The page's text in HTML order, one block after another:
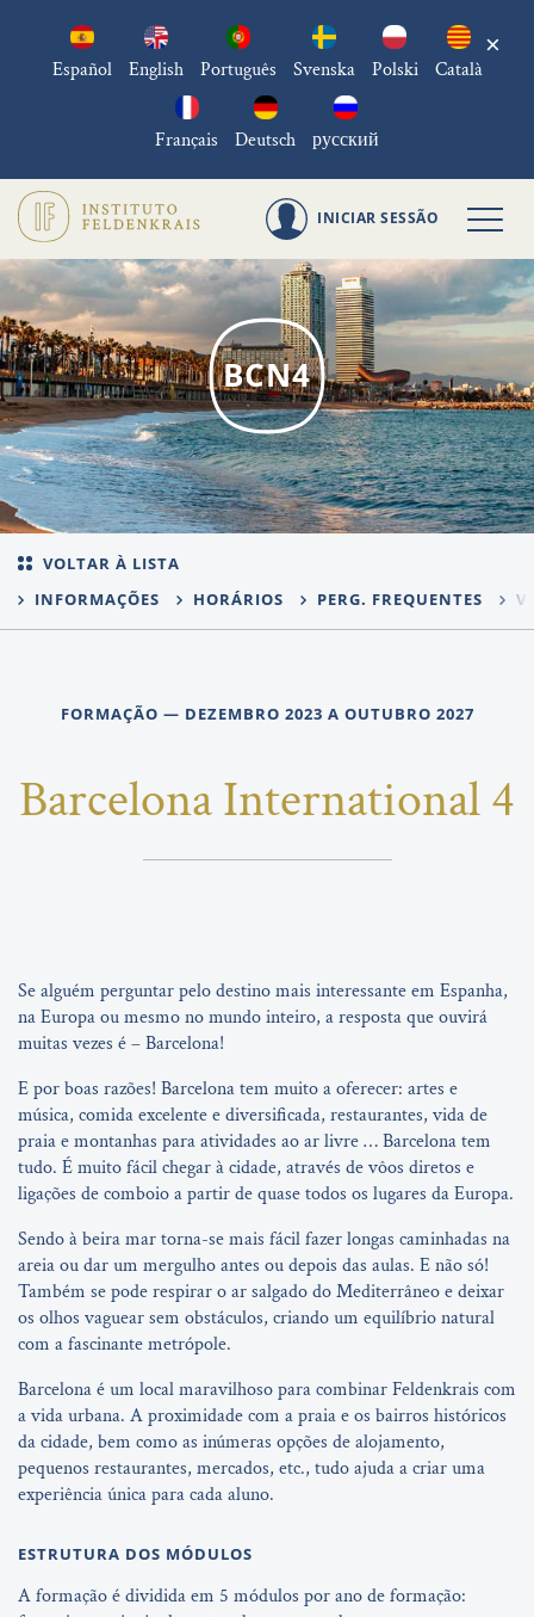
Español English Português Svenska Polski Català
Français Deutsch русский
×
INICIAR SESSÃO
BCN4
VOLTAR À LISTA
INFORMAÇÕES
HORÁRIOS PERG. FREQUENTES
FORMAÇÃO — DEZEMBRO 2023 A OUTUBRO 2027
Barcelona International 4
Se alguém perguntar pelo destino mais interessante em Espanha,
na Europa ou mesmo no mundo inteiro, a resposta que ouvirá
muitas vezes é – Barcelona!
E por boas razões! Barcelona tem muito a oferecer: artes e
música, comida excelente e diversificada, restaurantes, vida de
praia e montanhas para atividades ao ar livre … Barcelona tem
tudo. É muito fácil chegar à cidade, através de vôos diretos e
ligações de comboio a partir de quase todos os lugares da Europa.
Sendo à beira mar torna-se mais fácil fazer longas caminhadas na
areia ou dar um mergulho antes ou depois das aulas. E não só!
Também se pode respirar o ar salgado do Mediterrâneo e deixar
os olhos vaguear sem obstáculos, criando um equilíbrio natural
com a fascinante metrópole.
Barcelona é um local maravilhoso para combinar Feldenkrais com
a vida urbana. A proximidade com a praia e os bairros históricos
da cidade, bem como as inúmeras opções de alojamento,
pequenos restaurantes, mercados, etc., tudo ajuda a criar uma
experiência única para cada aluno.
ESTRUTURA DOS MÓDULOS
A formação é dividida em 5 módulos por ano de formação: